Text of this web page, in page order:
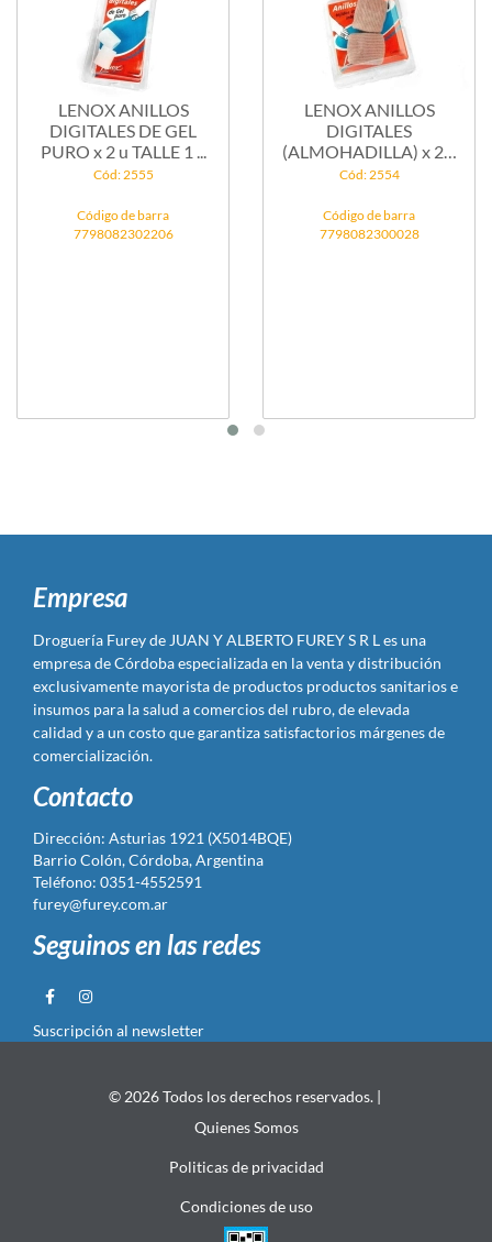
LENOX ANILLOS
DIGITALES DE GEL
PURO x 2 u TALLE 1 ...
Cód: 2555
Código de barra
7798082302206
LENOX ANILLOS
DIGITALES
(ALMOHADILLA) x 2 u
GRANDE...
Cód: 2554
Código de barra
7798082300028
Empresa
Droguería Furey de JUAN Y ALBERTO FUREY S R L es una
empresa de Córdoba especializada en la venta y distribución
exclusivamente mayorista de productos productos sanitarios e
insumos para la salud a comercios del rubro, de elevada
calidad y a un costo que garantiza satisfactorios márgenes de
comercialización.
Contacto
Dirección: Asturias 1921 (X5014BQE)
Barrio Colón, Córdoba, Argentina
Teléfono: 0351-4552591
furey@furey.com.ar
Seguinos en las redes
Suscripción al newsletter
© 2026 Todos los derechos reservados. |
Quienes Somos
Politicas de privacidad
Condiciones de uso